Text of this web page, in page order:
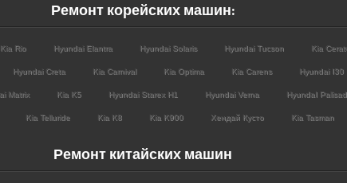
Ремонт корейских машин:
Kia Rio Hyundai Elantra Hyundai Solaris Hyundai Tucson Kia
Hyundai Creta Kia Carnival Kia Optima Kia Carens Hyundai I30
Matrix Kia K5 Hyundai Starex H1 Hyundai Verna HyundaI
Kia Telluride Kia K8 Kia K900 Хендай Кусто Kia Tasman
Ремонт китайских машин